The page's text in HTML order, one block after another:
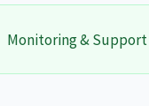
Monitoring & Support